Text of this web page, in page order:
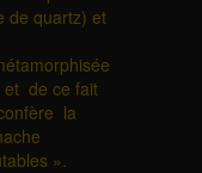
de quartz) et
et de ce fait
la
».